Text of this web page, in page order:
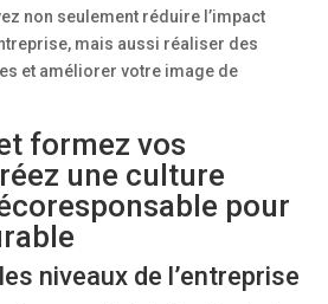
non seulement réduire l’impact
mais aussi réaliser des
et améliorer votre image de
formez vos
une culture
pour
niveaux de l’entreprise